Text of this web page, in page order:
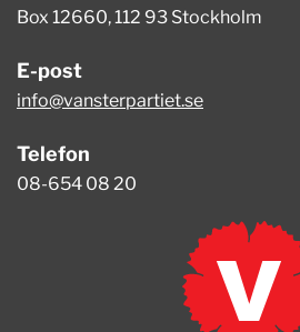
Box 12660, 112 93 Stockholm
E-post
info@vansterpartiet.se
Telefon
08-654 08 20